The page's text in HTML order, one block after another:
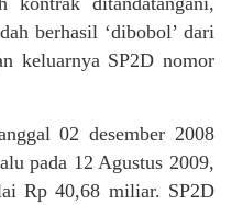
berhasil ‘dibobol’ dari
keluarnya SP2D nomor
02 desember 2008
pada 12 Agustus 2009,
Rp 40,68 miliar. SP2D